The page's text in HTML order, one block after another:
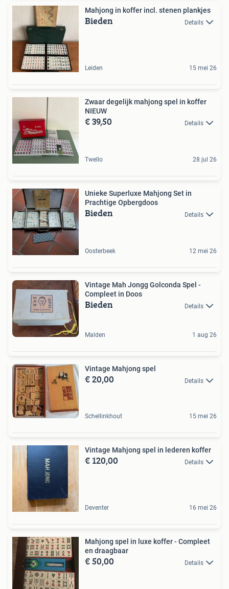
Mahjong in koffer incl. stenen plankjes
Bieden Details
Leiden 15 mei 26
Zwaar degelijk mahjong spel in koffer
NIEUW
€ 39,50 Details
Twello 28 jul 26
Unieke Superluxe Mahjong Set in
Prachtige Opbergdoos
Bieden Details
Oosterbeek 12 mei 26
Vintage Mah Jongg Golconda Spel -
Compleet in Doos
Bieden Details
Malden 1 aug 26
Vintage Mahjong spel
€ 20,00 Details
Schellinkhout 15 mei 26
Vintage Mahjong spel in lederen koffer
€ 120,00 Details
Deventer 16 mei 26
Mahjong spel in luxe koffer - Compleet
en draagbaar
€ 50,00 Details